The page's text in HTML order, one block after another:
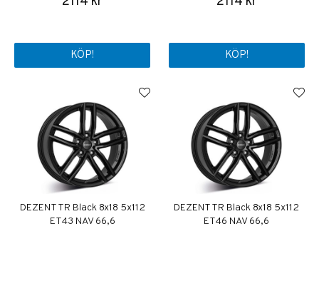
KÖP! KÖP!
DEZENT TR Black 8x18 5x112
ET43 NAV 66,6
DEZENT TR Black 8x18 5x112
ET46 NAV 66,6